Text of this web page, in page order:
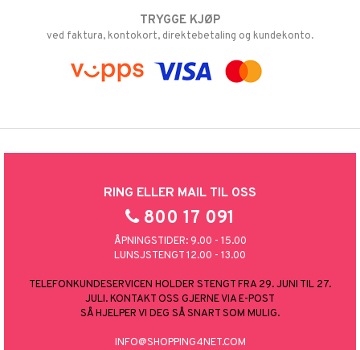
TRYGGE KJØP
ved faktura, kontokort, direktebetaling og kundekonto.
RING ELLER MAIL TIL OSS
800 17 091
ÅPNINGSTIDER: 9.00 - 15.00
LUNSJSTENGT 12.00 - 13.00
TELEFONKUNDESERVICEN HOLDER STENGT FRA 29. JUNI TIL 27.
JULI. KONTAKT OSS GJERNE VIA E-POST
SÅ HJELPER VI DEG SÅ SNART SOM MULIG.
INFO@SHOPPING4NET.COM